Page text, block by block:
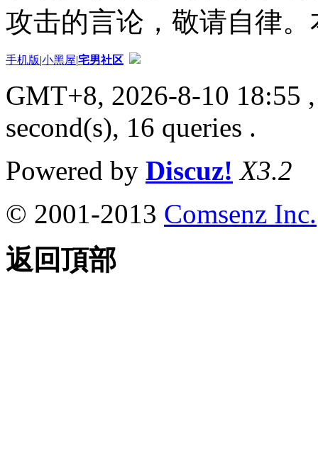
攻击的言论，敬请自律
手机版|小黑屋|宅男社区
GMT+8, 2026-8-10 18:55
second(s), 16 queries .
Powered by Discuz! X3.2
© 2001-2013 Comsenz Inc.
返回頂部